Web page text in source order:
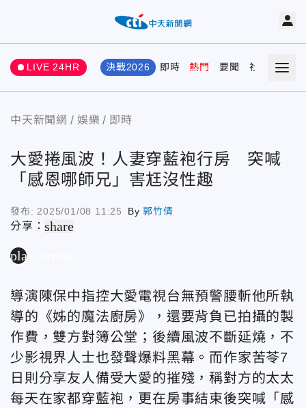
LIVE 24HR 決戰2026 即時 熱門 要聞 社會 娛樂
中天新聞網 娛樂 即時
大愛捲風波！人妻穿藍袍行房 突喊
「感恩哪師兄」害尪沒性趣
發布: 2025/01/08 11:25 By郭竹倩
分享：share
play_arrow
導演陳保中指控大愛電視台無預警腰斬他所執
導的《姊的魔法廚房》，還要背負已拍攝的製
作費，雙方對簿公堂；後續風波不斷延燒，不
少影視界人士也發聲爆料黑幕。而作家苦苓7
日則分享友人備受大愛的摧殘，稱對方的太太
每天在家都穿藍袍，更在房事結束後突喊「感